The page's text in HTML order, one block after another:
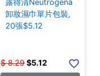
露得清Neutrogena
卸妝濕巾單片包裝,
20張$5.12
$ 8.29 $5.12